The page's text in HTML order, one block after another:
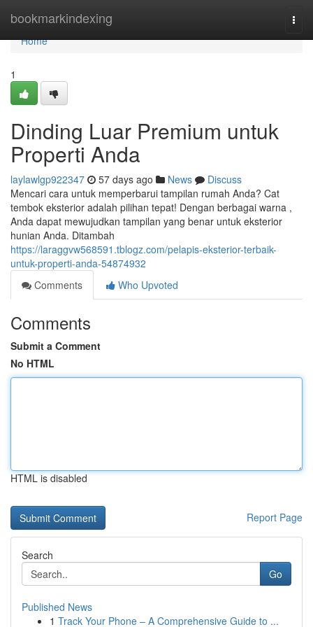
bookmarkindexing
Home
Home
1
Dinding Luar Premium untuk
Properti Anda
laylawlgp922347 57 days ago News
Discuss
Mencari cara untuk memperbarui tampilan rumah Anda? Cat
tembok eksterior adalah pilihan tepat! Dengan berbagai warna ,
Anda dapat mewujudkan tampilan yang benar untuk eksterior
hunian Anda. Ditambah
https://laraggvw568591.tblogz.com/pelapis-eksterior-terbaik-
untuk-properti-anda-54874932
Comments
Who Upvoted
Comments
Submit a Comment
No HTML
HTML is disabled
Report Page
Search
Go
Published News
1 Track Your Phone – A Comprehensive Guide to ...